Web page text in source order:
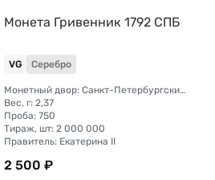
Монета Гривенник 1792 СПБ
VG Серебро
Монетный двор: Санкт-Петербургский монетный двор
Вес, г: 2,37
Проба: 750
Тираж, шт: 2 000 000
Правитель: Екатерина II
2 500 ₽